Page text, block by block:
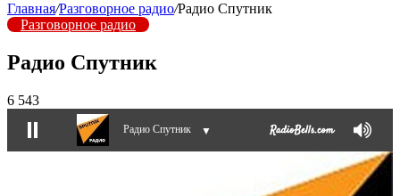
Главная/Разговорное радио/Радио Спутник
Разговорное радио
Радио Спутник
6 543
Радио Спутник ▼